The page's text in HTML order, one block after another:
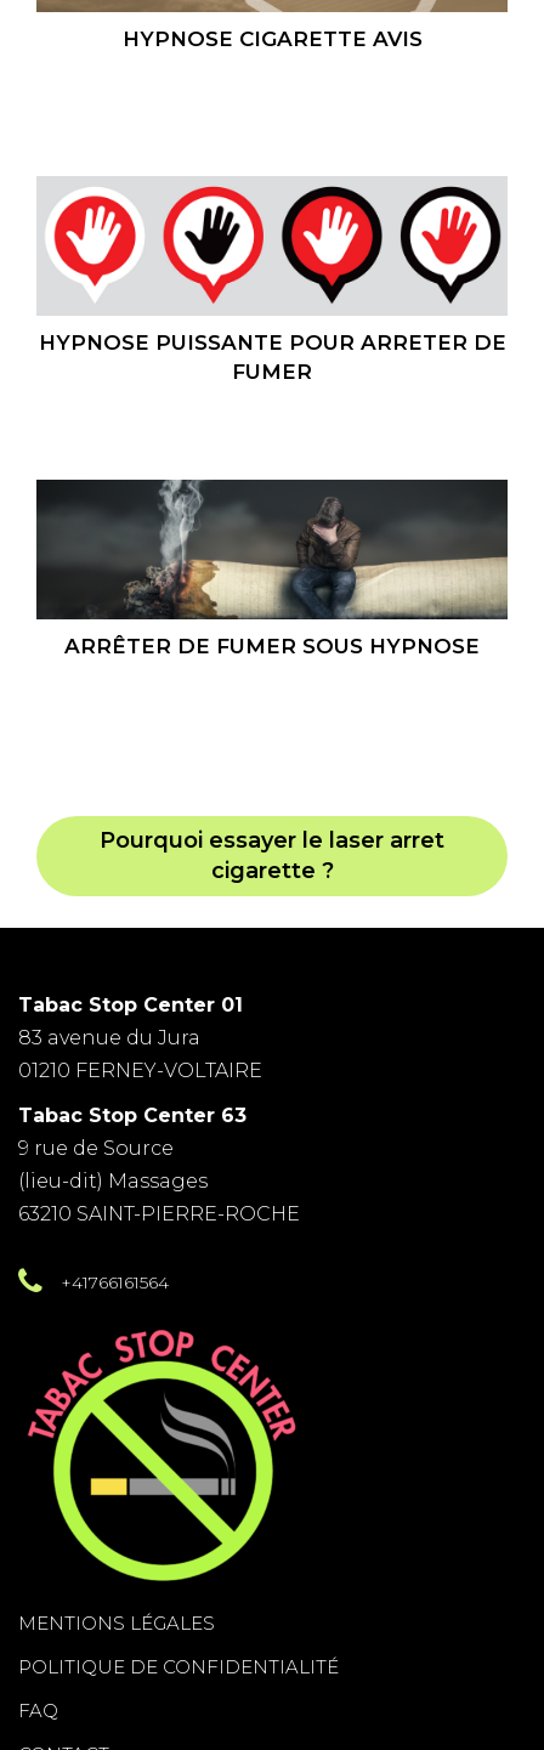
HYPNOSE CIGARETTE AVIS
HYPNOSE PUISSANTE POUR ARRETER DE
FUMER
ARRÊTER DE FUMER SOUS HYPNOSE
Pourquoi essayer le laser arret
cigarette ?
Tabac Stop Center 01
83 avenue du Jura
01210 FERNEY-VOLTAIRE
Tabac Stop Center 63
9 rue de Source
(lieu-dit) Massages
63210 SAINT-PIERRE-ROCHE
+41766161564
MENTIONS LÉGALES
POLITIQUE DE CONFIDENTIALITÉ
FAQ